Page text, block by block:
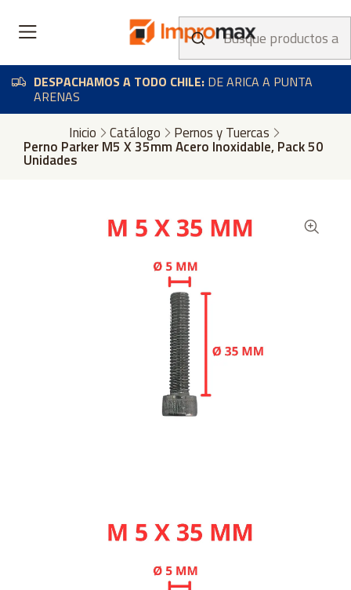
DESPACHAMOS A TODO CHILE: DE ARICA A PUNTA
ARENAS
Inicio Catálogo Pernos y Tuercas
Perno Parker M5 X 35mm Acero Inoxidable, Pack 50
Unidades